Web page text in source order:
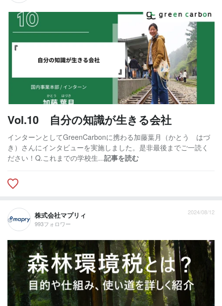
Vol.10 自分の知識が生きる会社
インターンとしてGreenCarbonに携わる加藤葉月（かとう はづ
き）さんにインタビューを実施しました。是非最後までご一読く
ださい！Q.これまでの学校生...記事を読む
株式会社マプリィ
993フォロワー
2024/08/12